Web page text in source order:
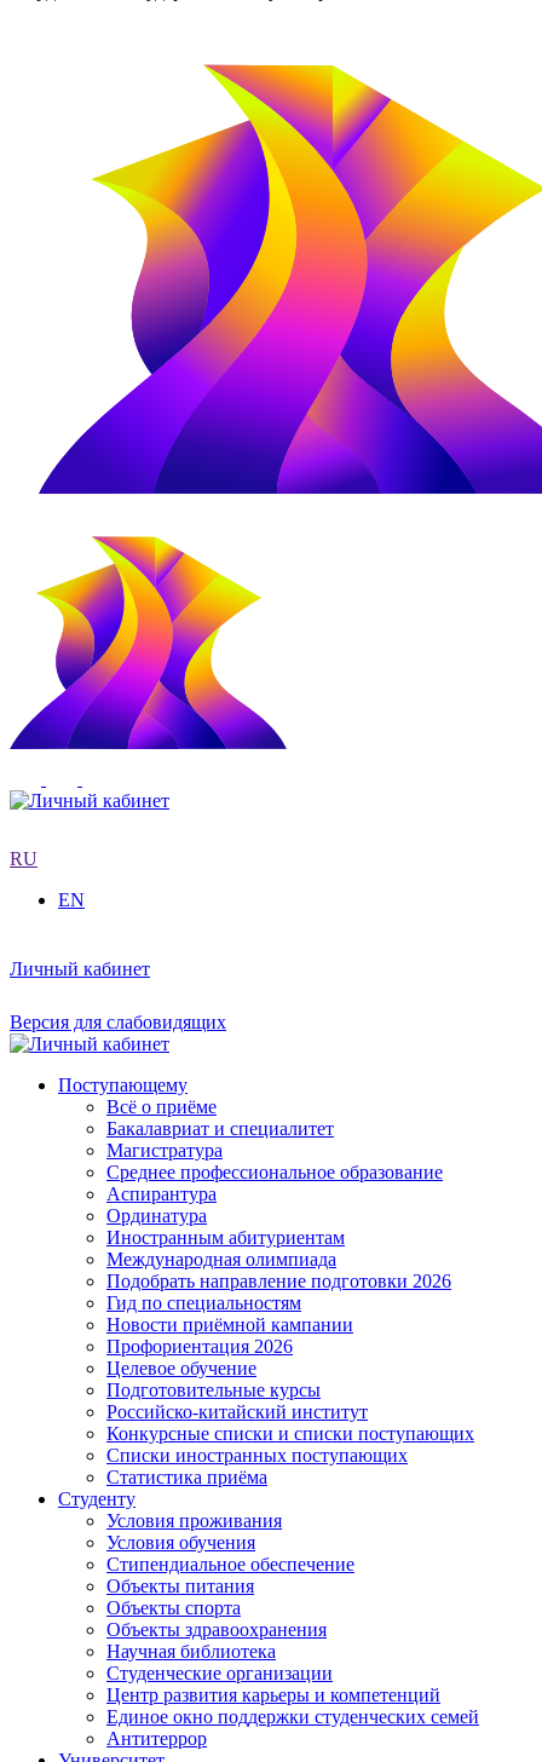
RU
EN
Личный кабинет
Версия для слабовидящих
Поступающему
Всё о приёме
Бакалавриат и специалитет
Магистратура
Среднее профессиональное образование
Аспирантура
Ординатура
Иностранным абитуриентам
Международная олимпиада
Подобрать направление подготовки 2026
Гид по специальностям
Новости приёмной кампании
Профориентация 2026
Целевое обучение
Подготовительные курсы
Российско-китайский институт
Конкурсные списки и списки поступающих
Списки иностранных поступающих
Статистика приёма
Студенту
Условия проживания
Условия обучения
Стипендиальное обеспечение
Объекты питания
Объекты спорта
Объекты здравоохранения
Научная библиотека
Студенческие организации
Центр развития карьеры и компетенций
Единое окно поддержки студенческих семей
Антитеррор